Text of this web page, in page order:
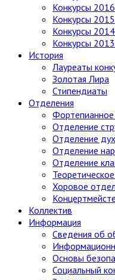
Конкурсы
Конкурсы
Конкурсы
Конкурсы
История
Лауреаты
Золотая Лира
Стипендиаты
Отделения
Отделение
Отделение
Отделение
Отделение
Хоровое
Коллектив
Информация
Сведения об
Основы
Социальный